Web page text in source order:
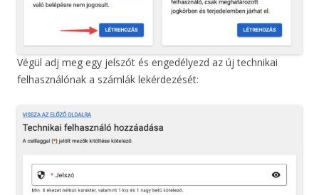
Végül adj meg egy jelszót és engedélyezd az új technikai
felhasználónak a számlák lekérdezését: